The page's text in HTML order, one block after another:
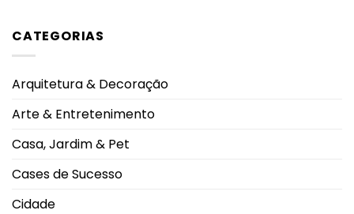
2026
durante
Juliane
Carvalho
Grécia
Uberlândia
está
do
melhor
vida,
ranking
CATEGORIAS
Arquitetura & Decoração
Arte & Entretenimento
Casa, Jardim & Pet
Cases de Sucesso
Cidade